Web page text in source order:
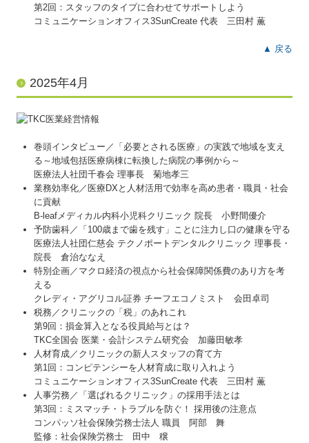
第2回：スタッフのタイプに合わせてサポートしよう
コミュニケーションオフィス3SunCreate 代表 三田村 薫
▲ 戻る
2025年4月
巻頭インタビュー／「必要とされる医療」の実践で地域を支え
る～地域包括医療病棟に転換した病院の事例から～
医療法人社団千春会 理事長 菊地孝三
業務効率化／医療DXと人材活用で効率を高め患者・職員・社会
に貢献
B-leafメディカル内科小児科クリニック 院長 小野間優介
予防歯科／「100歳まで歯を残す」ことに注力し口の健康を守る
医療法人社団仁慈会 テクノポートデンタルクリニック 理事長・
院長 倉治ななえ
特別企画／マクロ経済の視点から社会保障関係費のあり方を考
える
クレディ・アグリコル証券 チーフエコノミスト 会田卓司
税務／クリニックの「税」のあれこれ
第9回：損金算入となる役員給与とは？
TKC全国会 医業・会計システム研究会 加藤田敏孝
人材育成／クリニックの新人スタッフの育て方
第1回：コンピテンシーを人材育成に取り入れよう
コミュニケーションオフィス3SunCreate 代表 三田村 薫
人事労務／「選ばれるクリニック」の採用手法とは
第3回：ミスマッチ・トラブルを防ぐ！ 採用後の注意点
コンパッソ社会保険労務士法人 職員 阿部 舞
監修：社会保険労務士 田中 穣